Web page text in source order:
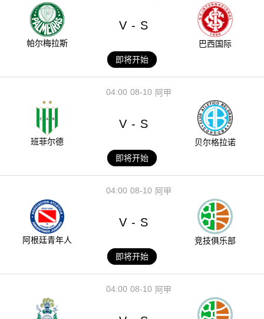
帕尔梅拉斯
V - S
巴西国际
即将开始
08-10
04:00 阿甲
班菲尔德
V - S
贝尔格拉诺
即将开始
08-10
04:00 阿甲
阿根廷青年人
V - S
竞技俱乐部
即将开始
08-10
04:00 阿甲